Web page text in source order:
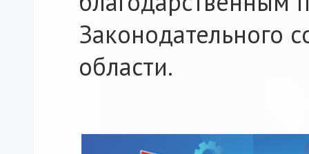
Законодательного
области.